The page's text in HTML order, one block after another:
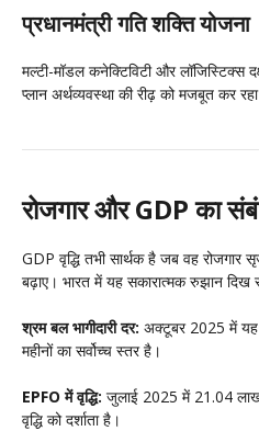
प्रधानमंत्री गति शक्ति योजना
मल्टी-मॉडल कनेक्टिविटी और लॉजिस्टिक्स
प्लान अर्थव्यवस्था की रीढ़ को मजबूत कर
रोजगार और GDP का
GDP वृद्धि तभी सार्थक है जब वह
बढ़ाए। भारत में यह सकारात्मक रुझान दिख
श्रम बल भागीदारी दर: अक्टूबर 2025 में
महीनों का सर्वोच्च स्तर है।
EPFO में वृद्धि: जुलाई 2025 में 21.04
वृद्धि को दर्शाता है।